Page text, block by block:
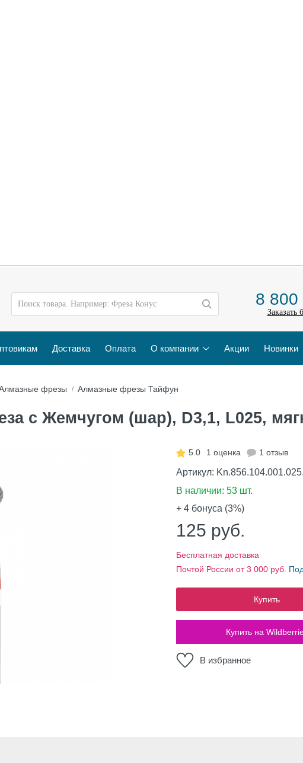
8 800
Заказать
Доставка Оплата О компании Акции Новинки
фрезы Алмазные фрезы Тайфун
с Жемчугом (шар), D3,1, L025,
5.0 1 оценка 1 отзыв
Артикул:
В наличии: 53 шт.
+ 4 бонуса (3%)
125 руб.
Бесплатная доставка
Почтой России от 3 000 руб.
Купить
Купить на
В избранное